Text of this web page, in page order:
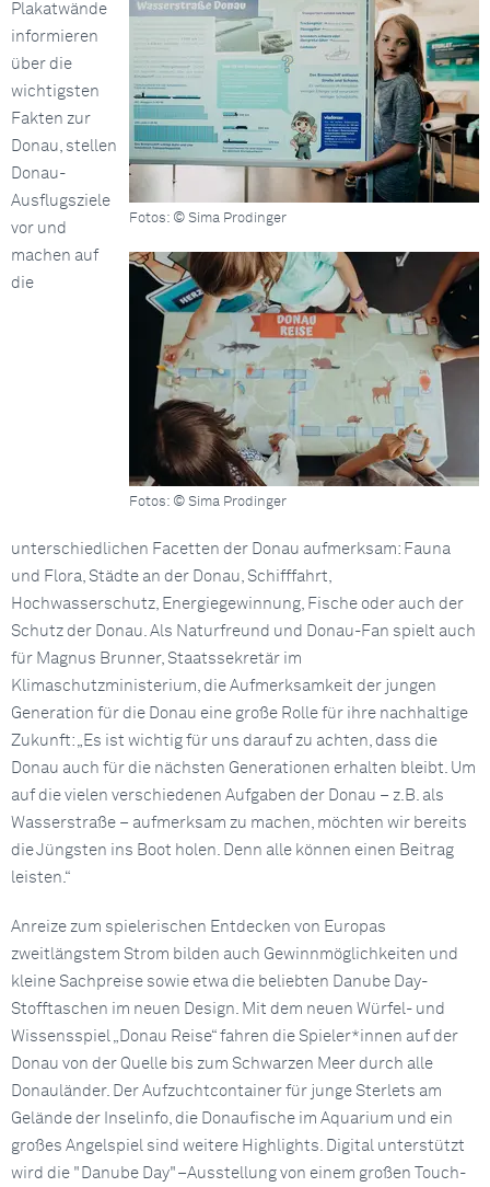
Fotos: © Sima Prodinger
Fotos: © Sima Prodinger
Plakatwände
informieren
über die
wichtigsten
Fakten zur
Donau, stellen
Donau-
Ausflugsziele
vor und
machen auf
die
unterschiedlichen Facetten der Donau aufmerksam: Fauna
und Flora, Städte an der Donau, Schifffahrt,
Hochwasserschutz, Energiegewinnung, Fische oder auch der
Schutz der Donau. Als Naturfreund und Donau-Fan spielt auch
für Magnus Brunner, Staatssekretär im
Klimaschutzministerium, die Aufmerksamkeit der jungen
Generation für die Donau eine große Rolle für ihre nachhaltige
Zukunft: „Es ist wichtig für uns darauf zu achten, dass die
Donau auch für die nächsten Generationen erhalten bleibt. Um
auf die vielen verschiedenen Aufgaben der Donau – z.B. als
Wasserstraße – aufmerksam zu machen, möchten wir bereits
die Jüngsten ins Boot holen. Denn alle können einen Beitrag
leisten.“
Anreize zum spielerischen Entdecken von Europas
zweitlängstem Strom bilden auch Gewinnmöglichkeiten und
kleine Sachpreise sowie etwa die beliebten Danube Day-
Stofftaschen im neuen Design. Mit dem neuen Würfel- und
Wissensspiel „Donau Reise“ fahren die Spieler*innen auf der
Donau von der Quelle bis zum Schwarzen Meer durch alle
Donauländer. Der Aufzuchtcontainer für junge Sterlets am
Gelände der Inselinfo, die Donaufische im Aquarium und ein
großes Angelspiel sind weitere Highlights. Digital unterstützt
wird die "Danube Day"–Ausstellung von einem großen Touch-